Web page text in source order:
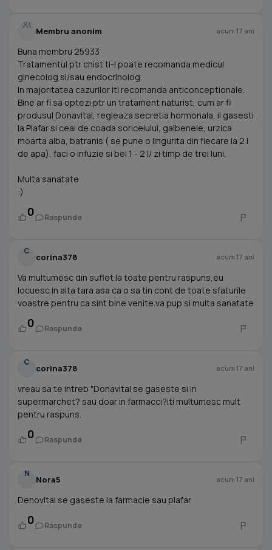
Membru anonim acum 17 ani
Buna membru 25933
Tratamentul ptr chist ti-l poate recomanda medicul
ginecolog si/sau endocrinolog.
In majoritatea cazurilor iti recomanda anticonceptionale.
Bine ar fi sa optezi ptr un tratament naturist, cum ar fi
produsul Donavital, regleaza secretia hormonala, il gasesti
la Plafar si ceai de coada soricelului, galbenele, urzica
moarta alba, batranis ( se pune o lingurita din fiecare la 2 l
de apa), faci o infuzie si bei 1 - 2 l/ zi timp de trei luni.
Multa sanatate
:)
0 Raspunde
C
corina378 acum 17 ani
Va multumesc din suflet la toate pentru raspuns,eu
locuesc in alta tara asa ca o sa tin cont de toate sfaturile
voastre pentru ca sint bine venite.va pup si multa sanatate
0 Raspunde
C
corina378 acum 17 ani
vreau sa te intreb "Donavital se gaseste si in
supermarchet? sau doar in farmacci?iti multumesc mult
pentru raspuns.
0 Raspunde
N
Nora5 acum 17 ani
Denovital se gaseste la farmacie sau plafar
0 Raspunde